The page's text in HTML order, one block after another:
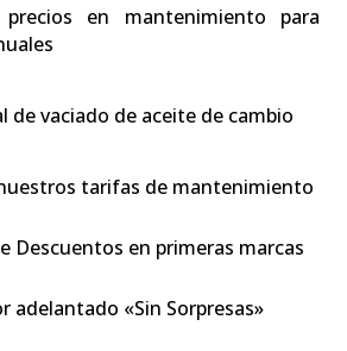
en mantenimiento para
de vaciado de aceite de cambio
tarifas de mantenimiento
Descuentos en primeras marcas
adelantado «Sin Sorpresas»